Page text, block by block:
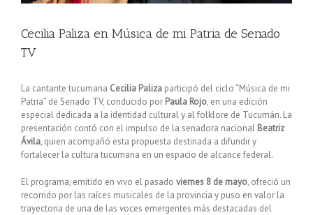
Cecilia Paliza en Música de mi Patria de Senado
TV
La cantante tucumana Cecilia Paliza participó del ciclo “Música de mi
Patria” de Senado TV, conducido por Paula Rojo, en una edición
especial dedicada a la identidad cultural y al folklore de Tucumán. La
presentación contó con el impulso de la senadora nacional Beatriz
Ávila, quien acompañó esta propuesta destinada a difundir y
fortalecer la cultura tucumana en un espacio de alcance federal.
El programa, emitido en vivo el pasado viernes 8 de mayo, ofreció un
recorrido por las raíces musicales de la provincia y puso en valor la
trayectoria de una de las voces emergentes más destacadas del